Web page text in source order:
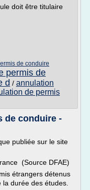
doit être titulaire
de conduire
permis de
d / annulation
de permis
de conduire -
publiée sur le site
(Source DFAE)
étrangers détenus
durée des études.